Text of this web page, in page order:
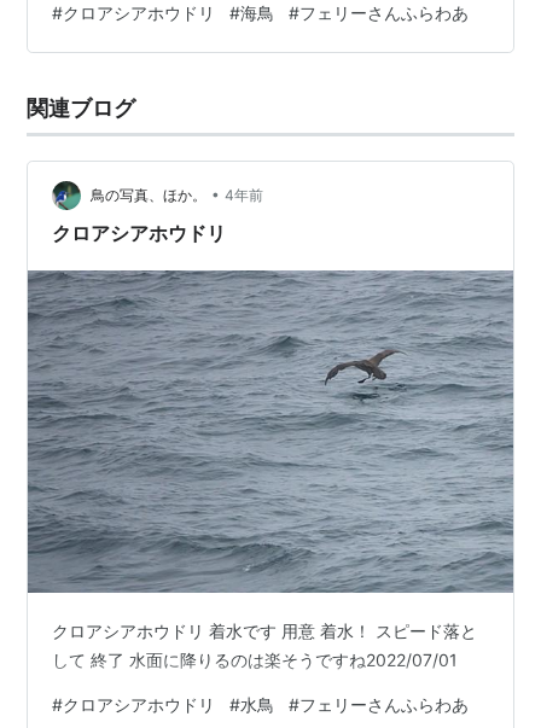
なく。コロナ感染者数も少なく。帰る数日前に東京の36
度という気温を聞いてゲッソリ。 2022/07/01
#クロアシアホウドリ #海鳥 #フェリーさんふらわあ
関連ブログ
鳥の写真、ほか。 • 4年前
クロアシアホウドリ
クロアシアホウドリ 着水です 用意 着水！ スピード落と
して 終了 水面に降りるのは楽そうですね2022/07/01
#クロアシアホウドリ #水鳥 #フェリーさんふらわあ